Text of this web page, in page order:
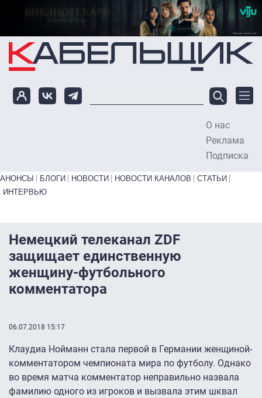
Перейти к основному содержанию
О нас
Реклама
Подписка
Primary links bottom
АНОНСЫ БЛОГИ НОВОСТИ НОВОСТИ КАНАЛОВ
СТАТЬИ
ИНТЕРВЬЮ
Немецкий телеканал ZDF
защищает единственную
женщину-футбольного
комментатора
06.07.2018 15:17
Клаудиа Нойманн стала первой в Германии женщиной-
комментатором чемпионата мира по футболу. Однако
во время матча комментатор неправильно назвала
фамилию одного из игроков и вызвала этим шквал